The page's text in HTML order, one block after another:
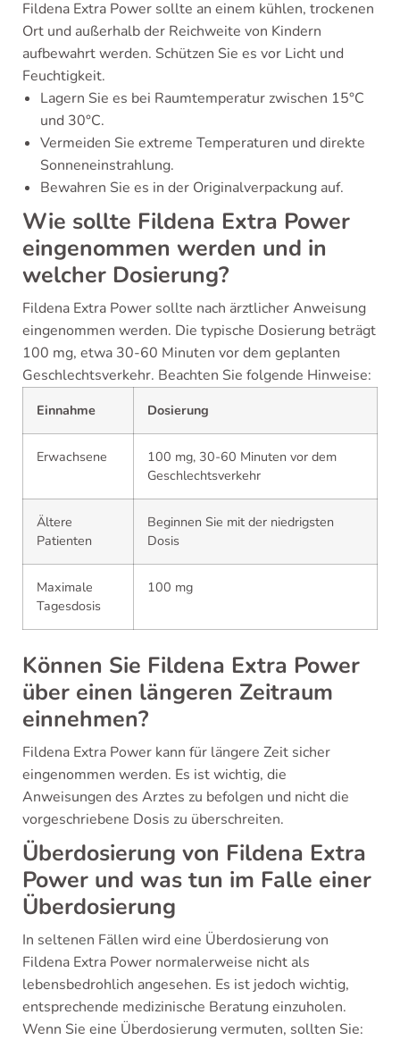
Fildena Extra Power sollte an einem kühlen, trockenen
Ort und außerhalb der Reichweite von Kindern
aufbewahrt werden. Schützen Sie es vor Licht und
Feuchtigkeit.
Lagern Sie es bei Raumtemperatur zwischen 15°C
und 30°C.
Vermeiden Sie extreme Temperaturen und direkte
Sonneneinstrahlung.
Bewahren Sie es in der Originalverpackung auf.
Wie sollte Fildena Extra Power
eingenommen werden und in
welcher Dosierung?
Fildena Extra Power sollte nach ärztlicher Anweisung
eingenommen werden. Die typische Dosierung beträgt
100 mg, etwa 30-60 Minuten vor dem geplanten
Geschlechtsverkehr. Beachten Sie folgende Hinweise:
Einnahme Dosierung
Erwachsene
100 mg, 30-60 Minuten vor dem
Geschlechtsverkehr
Ältere
Patienten
Beginnen Sie mit der niedrigsten
Dosis
Maximale
Tagesdosis
100 mg
Können Sie Fildena Extra Power
über einen längeren Zeitraum
einnehmen?
Fildena Extra Power kann für längere Zeit sicher
eingenommen werden. Es ist wichtig, die
Anweisungen des Arztes zu befolgen und nicht die
vorgeschriebene Dosis zu überschreiten.
Überdosierung von Fildena Extra
Power und was tun im Falle einer
Überdosierung
In seltenen Fällen wird eine Überdosierung von
Fildena Extra Power normalerweise nicht als
lebensbedrohlich angesehen. Es ist jedoch wichtig,
entsprechende medizinische Beratung einzuholen.
Wenn Sie eine Überdosierung vermuten, sollten Sie: